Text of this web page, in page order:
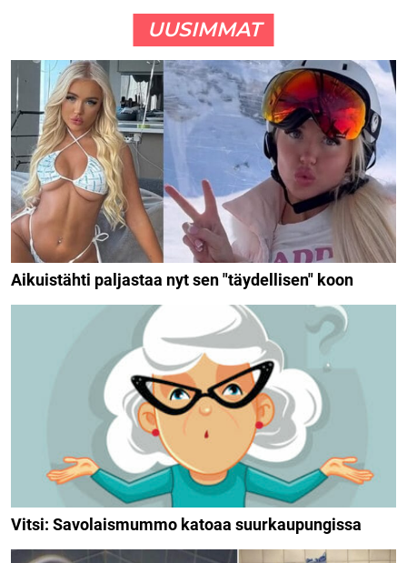
UUSIMMAT
Aikuistähti paljastaa nyt sen "täydellisen" koon
Vitsi: Savolaismummo katoaa suurkaupungissa